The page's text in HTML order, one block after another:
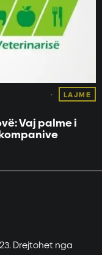
LAJME
Vaj palme i
Drejtohet nga